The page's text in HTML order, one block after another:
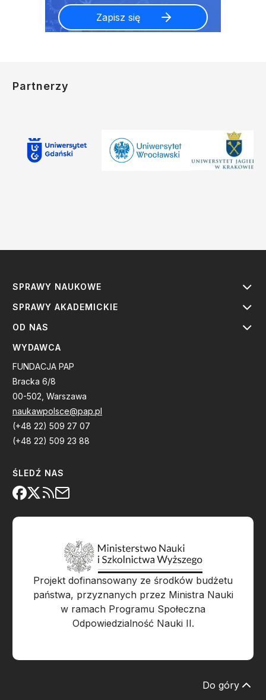
Partnerzy
SPRAWY NAUKOWE
SPRAWY AKADEMICKIE
OD NAS
WYDAWCA
FUNDACJA PAP
Bracka 6/8
00-502, Warszawa
naukawpolsce@pap.pl
(+48 22) 509 27 07
(+48 22) 509 23 88
ŚLEDŹ NAS
Projekt dofinansowany ze środków budżetu
państwa, przyznanych przez Ministra Nauki
w ramach Programu Społeczna
Odpowiedzialność Nauki II.
Do góry